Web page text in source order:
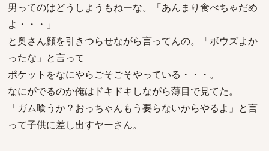
男ってのはどうしようもねーな。「あんまり食べちゃだめ
よ・・・」
と奥さん顔を引きつらせながら言ってんの。「ボウズよか
ったな」と言って
ポケットをなにやらごそごそやっている・・・。
なにがでるのか俺はドキドキしながら薄目で見てた。
「ガム喰うか？おっちゃんもう要らないからやるよ」と言
って子供に差し出すヤーさん。